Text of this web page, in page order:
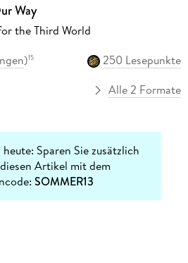
Way
the Third World
)15
250 Lesepunkte
Alle 2 Formate
Sparen Sie zusätzlich
Artikel mit dem
SOMMER13